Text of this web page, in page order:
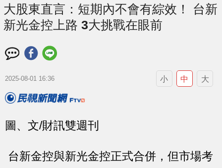
大股東直言：短期內不會有綜效！ 台新
新光金控上路 3大挑戰在眼前
2025-08-01 16:36 小 中 大
圖、文/財訊雙週刊
台新金控與新光金控正式合併，但市場考